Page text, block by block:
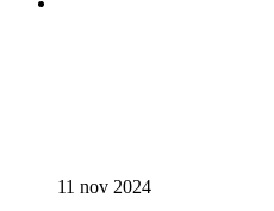
11 nov 2024